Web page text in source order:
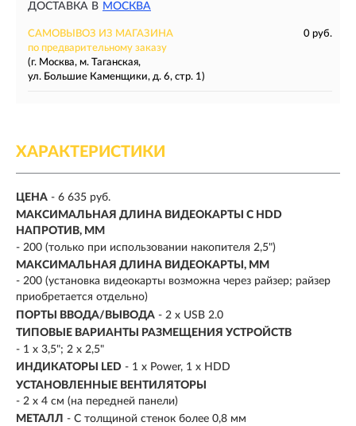
ДОСТАВКА В МОСКВА
САМОВЫВОЗ ИЗ МАГАЗИНА
0 руб.
по предварительному заказу
(г. Москва, м. Таганская,
ул. Большие Каменщики, д. 6, стр. 1)
ХАРАКТЕРИСТИКИ
ЦЕНА - 6 635 руб.
МАКСИМАЛЬНАЯ ДЛИНА ВИДЕОКАРТЫ С HDD
НАПРОТИВ, ММ
- 200 (только при использовании накопителя 2,5")
МАКСИМАЛЬНАЯ ДЛИНА ВИДЕОКАРТЫ, ММ
- 200 (установка видеокарты возможна через райзер; райзер
приобретается отдельно)
ПОРТЫ ВВОДА/ВЫВОДА - 2 x USB 2.0
ТИПОВЫЕ ВАРИАНТЫ РАЗМЕЩЕНИЯ УСТРОЙСТВ
- 1 x 3,5"; 2 x 2,5"
ИНДИКАТОРЫ LED - 1 x Power, 1 x HDD
УСТАНОВЛЕННЫЕ ВЕНТИЛЯТОРЫ
- 2 x 4 см (на передней панели)
МЕТАЛЛ - С толщиной стенок более 0,8 мм